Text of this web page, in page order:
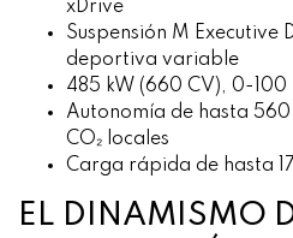
xDrive
Suspensión M Executive
deportiva variable
485 kW (660 CV), 0-100
Autonomía de hasta
CO₂ locales
Carga rápida de hasta
EL DINAMISMO